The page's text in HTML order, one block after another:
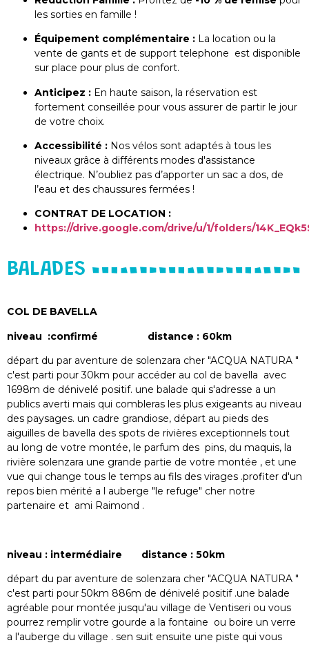
les sorties en famille !
Équipement complémentaire : La location ou la
vente de gants et de support telephone est disponible
sur place pour plus de confort.
Anticipez : En haute saison, la réservation est
fortement conseillée pour vous assurer de partir le jour
de votre choix.
Accessibilité : Nos vélos sont adaptés à tous les
niveaux grâce à différents modes d'assistance
électrique. N’oubliez pas d’apporter un sac a dos, de
l’eau et des chaussures fermées !
CONTRAT DE LOCATION :
https://drive.google.com/drive/u/1/folders/
BALADES
COL DE BAVELLA
niveau :confirmé distance : 60km
départ du par aventure de solenzara cher "ACQUA NATURA "
c'est parti pour 30km pour accéder au col de bavella avec
1698m de dénivelé positif. une balade qui s'adresse a un
publics averti mais qui combleras les plus exigeants au niveau
des paysages. un cadre grandiose, départ au pieds des
aiguilles de bavella des spots de rivières exceptionnels tout
au long de votre montée, le parfum des pins, du maquis, la
rivière solenzara une grande partie de votre montée , et une
vue qui change tous le temps au fils des virages .profiter d'un
repos bien mérité a l auberge "le refuge" cher notre
partenaire et ami Raimond .
niveau : intermédiaire distance : 50km
départ du par aventure de solenzara cher "ACQUA NATURA "
c'est parti pour 50km 886m de dénivelé positif .une balade
agréable pour montée jusqu'au village de Ventiseri ou vous
pourrez remplir votre gourde a la fontaine ou boire un verre
a l'auberge du village . sen suit ensuite une piste qui vous